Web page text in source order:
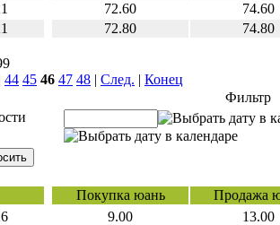
72.60
74.60
72.80 74.80
44 45 46 47 48 | След. | Конец
Фильтр
Покупка юань
Продажа
9.00
13.00